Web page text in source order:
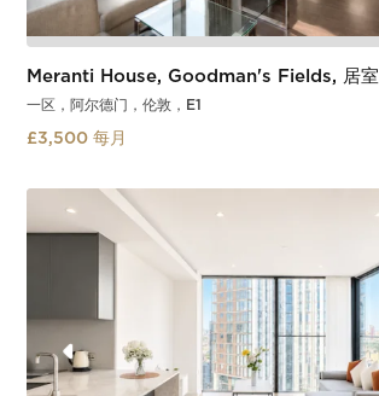
Meranti House, Goodman's Fields, 居室
一区，阿尔德门，伦敦，E1
£3,500 每月
Slide 2 of 3.